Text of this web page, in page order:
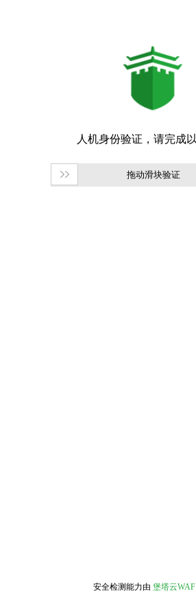
拖动滑块验证
安全检测能力由 堡塔云WAF